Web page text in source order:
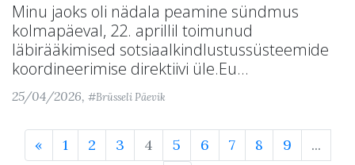
Minu jaoks oli nädala peamine sündmus
kolmapäeval, 22. aprillil toimunud
läbirääkimised sotsiaalkindlustussüsteemide
koordineerimise direktiivi üle.Eu...
25/04/2026, #Brüsseli Päevik
« 1 2 3 4 5 6 7 8 9
...